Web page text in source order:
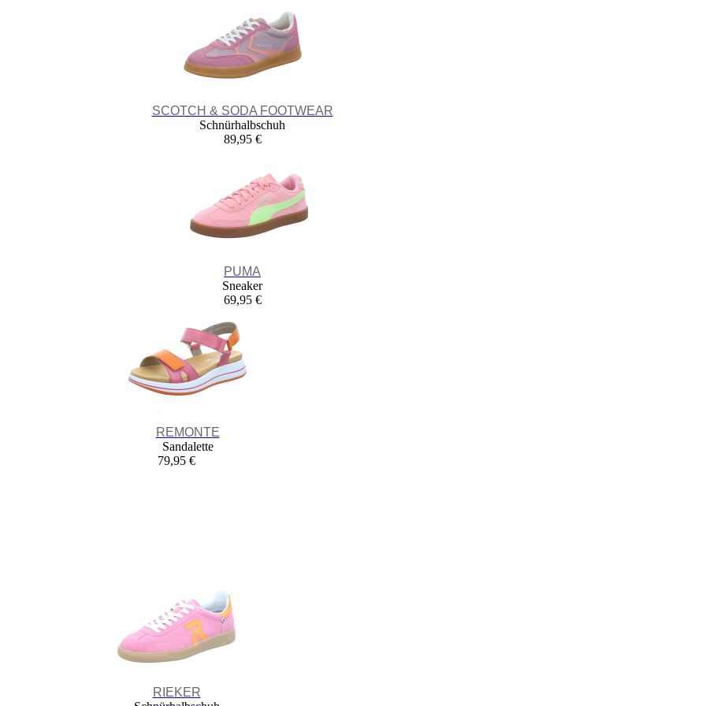
SCOTCH & SODA FOOTWEAR
Schnürhalbschuh
89,95 €
PUMA
Sneaker
69,95 €
REMONTE
Sandalette
79,95 €
RIEKER